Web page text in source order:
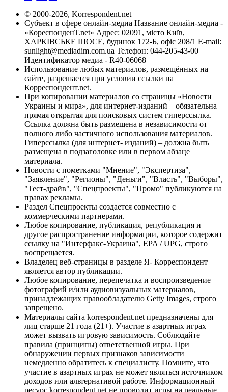
© 2000-2026, Korrespondent.net
Субъект в сфере онлайн-медиа Название онлайн-медиа -
«КореспонденТ.net» Адрес: 02091, місто Київ,
ХАРКІВСЬКЕ ШОСЕ, будинок 172-Б, офіс 208/1 E-mail:
sunlight@mediadim.com.ua Телефон: 044-205-43-00
Идентификатор медиа - R40-06068
Использование любых материалов, размещённых на
сайте, разрешается при условии ссылки на
Корреспондент.net.
При копировании материалов со страницы «Новости
Украины и мира», для интернет-изданий – обязательна
прямая открытая для поисковых систем гиперссылка.
Ссылка должна быть размещена в независимости от
полного либо частичного использования материалов.
Гиперссылка (для интернет- изданий) – должна быть
размещена в подзаголовке или в первом абзаце
материала.
Новости с пометками "Мнение", "Экспертиза",
"Заявление", "Регионы", "Деньги", "Власть", "Выборы",
"Тест-драйв", "Спецпроекты", "Промо" публикуются на
правах рекламы.
Раздел Спецпроекты создается совместно с
коммерческими партнерами.
Любое копирование, публикация, републикация и
другое распространение информации, которое содержит
ссылку на "Интерфакс-Украина", EPA / UPG, строго
воспрещается.
Владелец веб-страницы в разделе Я- Корреспондент
является автор публикации.
Любое копирование, перепечатка и воспроизведение
фотографий и/или аудиовизуальных материалов,
принадлежащих правообладателю Getty Images, строго
запрещено.
Материалы сайта korrespondent.net предназначены для
лиц старше 21 года (21+). Участие в азартных играх
может вызвать игровую зависимость. Соблюдайте
правила (принципы) ответственной игры. При
обнаружении первых признаков зависимости
немедленно обратитесь к специалисту. Помните, что
участие в азартных играх не может являться источником
доходов или альтернативой работе. Информационный
ресурс korrespondent.net не проводит игры на реальные